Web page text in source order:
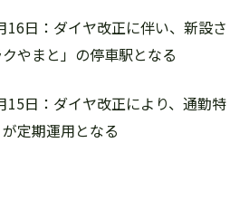
16日：ダイヤ改正に伴い、新設さ
やまと」の停車駅となる
15日：ダイヤ改正により、通勤特
定期運用となる